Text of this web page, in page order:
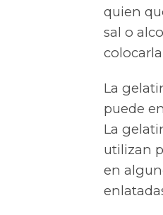
quien
sal o
La
puede
La
utilizan
en